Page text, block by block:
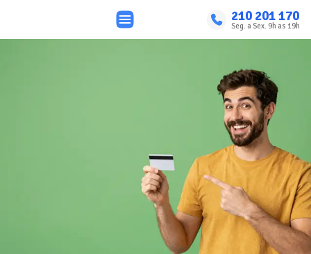
210 201 170
Seg. a Sex. 9h as 19h